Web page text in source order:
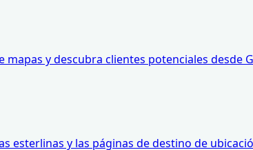
y descubra clientes potenciales desde
esterlinas y las páginas de destino de